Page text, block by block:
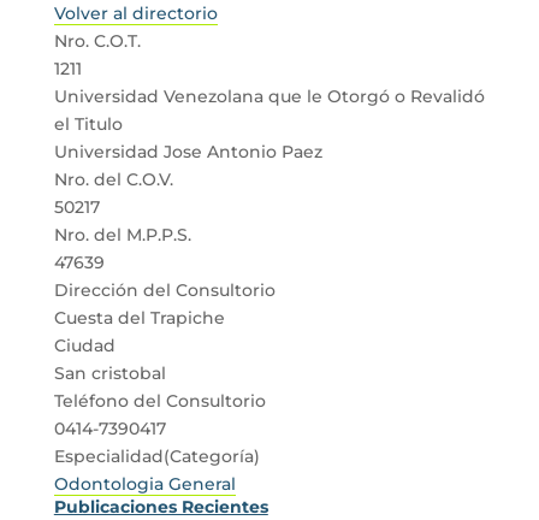
Volver al directorio
Nro. C.O.T.
1211
Universidad Venezolana que le Otorgó o Revalidó
el Titulo
Universidad Jose Antonio Paez
Nro. del C.O.V.
50217
Nro. del M.P.P.S.
47639
Dirección del Consultorio
Cuesta del Trapiche
Ciudad
San cristobal
Teléfono del Consultorio
0414-7390417
Especialidad(Categoría)
Odontologia General
Publicaciones Recientes